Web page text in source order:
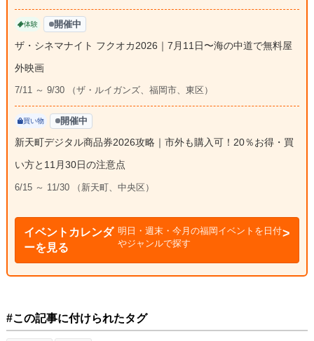
体験 開催中
ザ・シネマナイト フクオカ2026｜7月11日〜海の中道で無料屋
外映画
7/11 ～ 9/30 （ザ・ルイガンズ、福岡市、東区）
買い物 開催中
新天町デジタル商品券2026攻略｜市外も購入可！20％お得・買
い方と11月30日の注意点
6/15 ～ 11/30 （新天町、中央区）
イベントカレンダ
ーを見る
明日・週末・今月の福岡イベントを日付
やジャンルで探す
#この記事に付けられたタグ